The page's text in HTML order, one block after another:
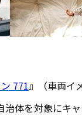
771』（車両イ
体を対象にキ